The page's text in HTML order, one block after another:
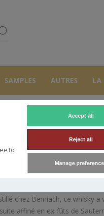
to
Accept all
Reject all
Manage
SAMPLES AUTRES LA
70CL
chez Benriach, ce whisky
affiné en ex-fûts de